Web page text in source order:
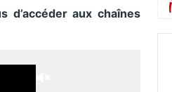
d’accéder aux chaînes